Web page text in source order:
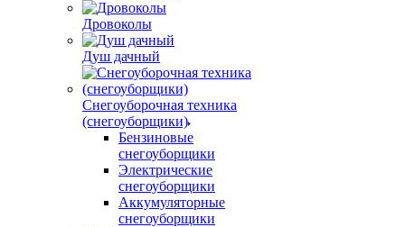
Дровоколы
Душ дачный
Снегоуборочная техника
(снегоуборщики)
Бензиновые
снегоуборщики
Электрические
снегоуборщики
Аккумуляторные
снегоуборщики